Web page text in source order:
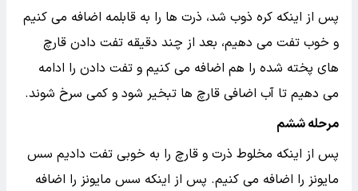
پس از اینکه کره ذوب شد، ذرت ها را به قابلمه اضافه می کنیم
و خوب تفت می دهیم، بعد از چند دقیقه تفت دادن قارچ
های پخته شده را هم اضافه می کنیم و تفت دادن را ادامه
می دهیم تا آب اضافی قارچ ها تبخیر شود و کمی سرخ شوند.
مرحله ششم
پس از اینکه مخلوط ذرت و قارچ را به خوبی تفت دادیم سس
مایونز را اضافه می کنیم. پس از اینکه سس مایونز را اضافه